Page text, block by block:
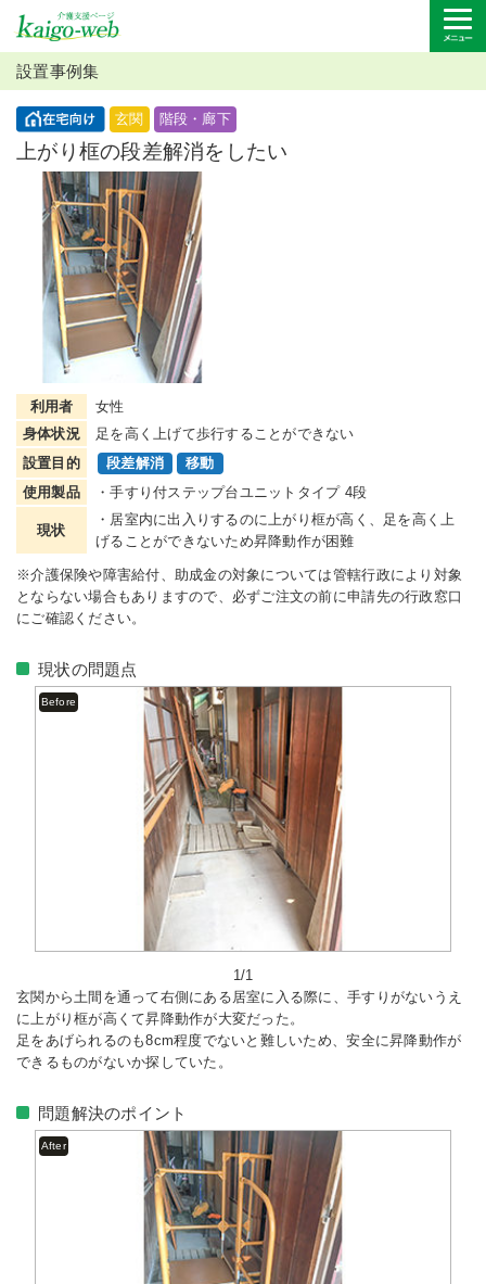
設置事例集
玄関 階段・廊下
上がり框の段差解消をしたい
利用者
女性
身体状況
足を高く上げて歩行することができない
設置目的
段差解消
移動
使用製品
・手すり付ステップ台ユニットタイプ 4段
現状
・居室内に出入りするのに上がり框が高く、足を高く上
げることができないため昇降動作が困難
※介護保険や障害給付、助成金の対象については管轄行政により対象
とならない場合もありますので、必ずご注文の前に申請先の行政窓口
にご確認ください。
現状の問題点
Before
1/1
玄関から土間を通って右側にある居室に入る際に、手すりがないうえ
に上がり框が高くて昇降動作が大変だった。
足をあげられるのも8cm程度でないと難しいため、安全に昇降動作が
できるものがないか探していた。
問題解決のポイント
After